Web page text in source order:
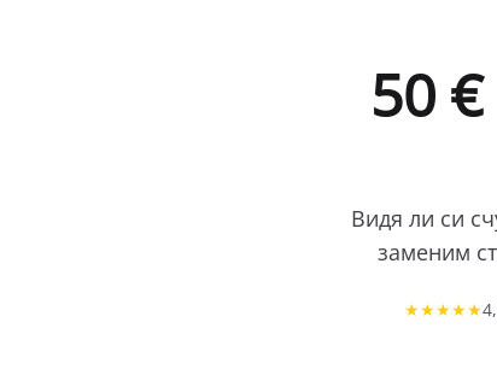
50
Видя ли си
заменим
★★★★★